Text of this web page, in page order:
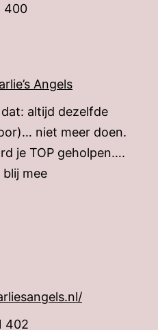
400
Angels
dat: altijd dezelfde
niet meer doen.
je TOP geholpen….
mee
402